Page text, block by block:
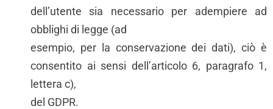
dell’utente sia necessario per adempiere ad
obblighi di legge (ad
esempio, per la conservazione dei dati), ciò è
consentito ai sensi dell’articolo 6, paragrafo 1,
lettera c),
del GDPR.